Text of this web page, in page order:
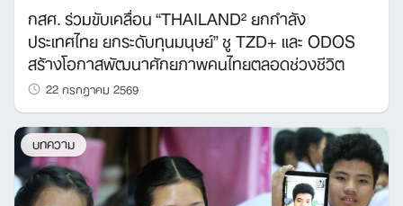
กสศ. ร่วมขับเคลื่อน “THAILAND² ยกกำลัง
ประเทศไทย ยกระดับทุนมนุษย์” ชู TZD+ และ ODOS
สร้างโอกาสพัฒนาศักยภาพคนไทยตลอดช่วงชีวิต
22 กรกฎาคม 2569
บทความ